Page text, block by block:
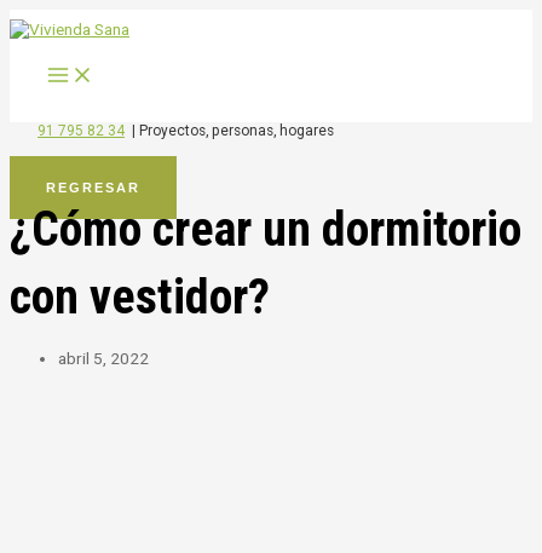
al
91 795 82 34 Proyectos, personas, hogares
REGRESAR
¿Cómo crear un dormitorio
con vestidor?
abril 5, 2022